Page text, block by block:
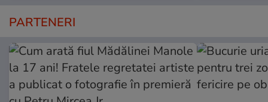
PARTENERI